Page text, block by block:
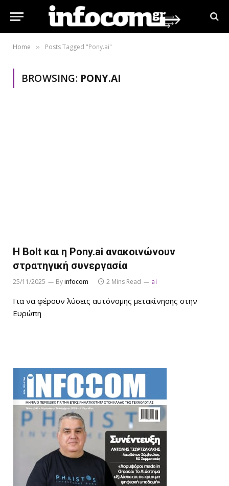
Home » Posts Tagged "Pony.ai"
BROWSING: PONY.AI
Η Bolt και η Pony.ai ανακοινώνουν
στρατηγική συνεργασία
25/11/2025 Byinfocom 2 Mins Read ai
Για να φέρουν λύσεις αυτόνομης μετακίνησης στην
Ευρώπη